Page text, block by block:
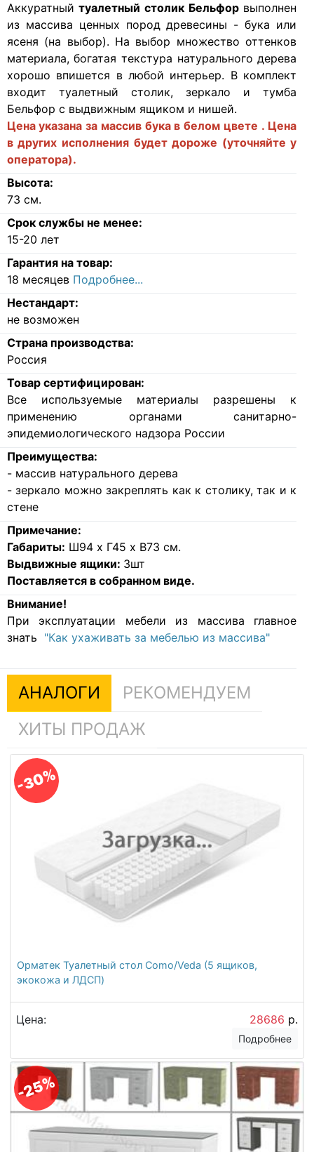
Аккуратныйтуалетный столик Бельфорвыполнен
из массива ценных пород древесины - бука или
ясеня (на выбор). На выбор множество оттенков
материала, богатая текстура натурального дерева
хорошо впишется в любой интерьер. В комплект
входит туалетный столик, зеркало и тумба
Бельфор с выдвижным ящиком и нишей.
Цена указана за массив бука в белом цвете . Цена
в других исполнения будет дороже (уточняйте у
оператора).
Высота:
73 см.
Срок службы не менее:
15-20 лет
Гарантия на товар:
18 месяцев Подробнее...
Нестандарт:
не возможен
Страна производства:
Россия
Товар сертифицирован:
Все используемые материалы разрешены к
применению органами санитарно-
эпидемиологического надзора России
Преимущества:
- массив натурального дерева
- зеркало можно закреплять как к столику, так и к
стене
Примечание:
Габариты: Ш94 х Г45 x В73 см.
Выдвижные ящики: 3шт
Поставляется в собранном виде.
Внимание!
При эксплуатации мебели из массива главное
знать "Как ухаживать за мебелью из массива"
АНАЛОГИ
РЕКОМЕНДУЕМ
ХИТЫ ПРОДАЖ
-30%
Орматек Туалетный стол Como/Veda (5 ящиков,
экокожа и ЛДСП)
Цена: 28686 р.
Подробнее
-25%